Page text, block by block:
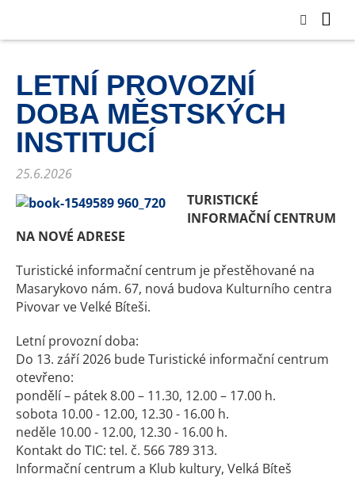
LETNÍ PROVOZNÍ
DOBA MĚSTSKÝCH
INSTITUCÍ
25.6.2026
TURISTICKÉ
INFORMAČNÍ CENTRUM
NA NOVÉ ADRESE
Turistické informační centrum je přestěhované na
Masarykovo nám. 67, nová budova Kulturního centra
Pivovar ve Velké Bíteši.
Letní provozní doba:
Do 13. září 2026 bude Turistické informační centrum
otevřeno:
pondělí – pátek 8.00 – 11.30, 12.00 – 17.00 h.
sobota 10.00 - 12.00, 12.30 - 16.00 h.
neděle 10.00 - 12.00, 12.30 - 16.00 h.
Kontakt do TIC: tel. č. 566 789 313.
Informační centrum a Klub kultury, Velká Bíteš